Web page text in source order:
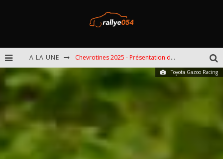
A LA UNE Chevrotines 2025 - Présentation de l'épreuve
EBR 2025 - Présentation de l'épreuve
Toyota Gazoo Racing